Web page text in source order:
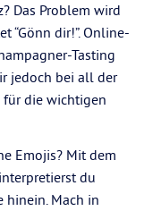
Das Problem wird
“Gönn dir!”. Online-
Tasting
jedoch bei all der
die wichtigen
Emojis? Mit dem
du
hinein. Mach in